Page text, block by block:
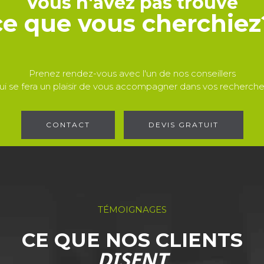
que vous
Prenez rendez-vous avec l'un de nos conseillers
se fera un plaisir de vous accompagner dans vos
CONTACT DEVIS GRATUIT
TÉMOIGNAGES
CE QUE NOS CLIENTS